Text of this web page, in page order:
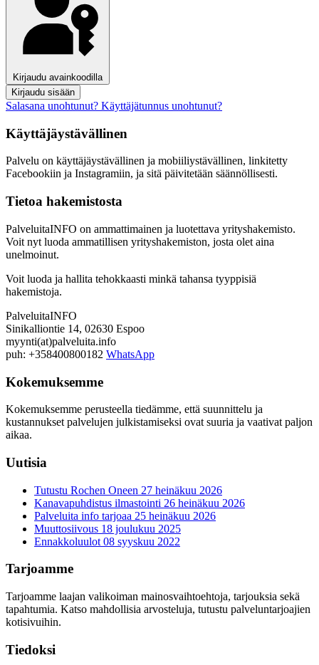
Kirjaudu avainkoodilla
Kirjaudu sisään
Salasana unohtunut? Käyttäjätunnus unohtunut?
Käyttäjäystävällinen
Palvelu on käyttäjäystävällinen ja mobiiliystävällinen, linkitetty
Facebookiin ja Instagramiin, ja sitä päivitetään säännöllisesti.
Tietoa hakemistosta
PalveluitaINFO on ammattimainen ja luotettava yrityshakemisto.
Voit nyt luoda ammatillisen yrityshakemiston, josta olet aina
unelmoinut.
Voit luoda ja hallita tehokkaasti minkä tahansa tyyppisiä
hakemistoja.
PalveluitaINFO
Sinikalliontie 14, 02630 Espoo
myynti(at)palveluita.info
puh: +358400800182 WhatsApp
Kokemuksemme
Kokemuksemme perusteella tiedämme, että suunnittelu ja
kustannukset palvelujen julkistamiseksi ovat suuria ja vaativat paljon
aikaa.
Uutisia
Tutustu Rochen Oneen 27 heinäkuu 2026
Kanavapuhdistus ilmastointi 26 heinäkuu 2026
Palveluita info tarjoaa 25 heinäkuu 2026
Muuttosiivous 18 joulukuu 2025
Ennakkoluulot 08 syyskuu 2022
Tarjoamme
Tarjoamme laajan valikoiman mainosvaihtoehtoja, tarjouksia sekä
tapahtumia. Katso mahdollisia arvosteluja, tutustu palveluntarjoajien
kotisivuihin.
Tiedoksi